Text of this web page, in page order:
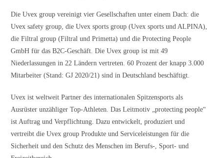
Die Uvex group vereinigt vier Gesellschaften unter einem Dach: die
Uvex safety group, die Uvex sports group (Uvex sports und ALPINA),
die Filtral group (Filtral und Primetta) und die Protecting People
GmbH für das B2C-Geschäft. Die Uvex group ist mit 49
Niederlassungen in 22 Ländern vertreten. 60 Prozent der knapp 3.000
Mitarbeiter (Stand: GJ 2020/21) sind in Deutschland beschäftigt.
Uvex ist weltweit Partner des internationalen Spitzensports als
Ausrüster unzähliger Top-Athleten. Das Leitmotiv „protecting people“
ist Auftrag und Verpflichtung. Dazu entwickelt, produziert und
vertreibt die Uvex group Produkte und Serviceleistungen für die
Sicherheit und den Schutz des Menschen im Berufs-, Sport- und